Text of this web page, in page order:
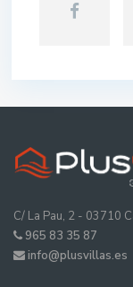
C/ La Pau, 2 - 03710
965 83 35 87
info@plusvillas.es